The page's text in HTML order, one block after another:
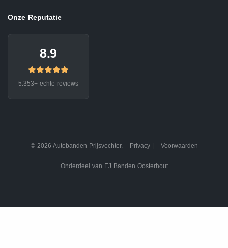
Onze Reputatie
8.9
5.353+ echte reviews
© 2026 Autobanden Prijsvechter. Privacy| Voorwaarden
Onderdeel van EJ Banden Oosterhout